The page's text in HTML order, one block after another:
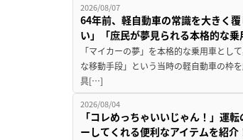
2026/08/07
64年前、軽自動車の常識を大きく
い」「庶民が夢見られる本格的な
「マイカーの夢」を本格的な乗用車とし
な移動手段」という当時の軽自動車の枠
具[…]
2026/08/04
「コレめっちゃいいじゃん！」運
ーしてくれる便利なアイテムを紹介